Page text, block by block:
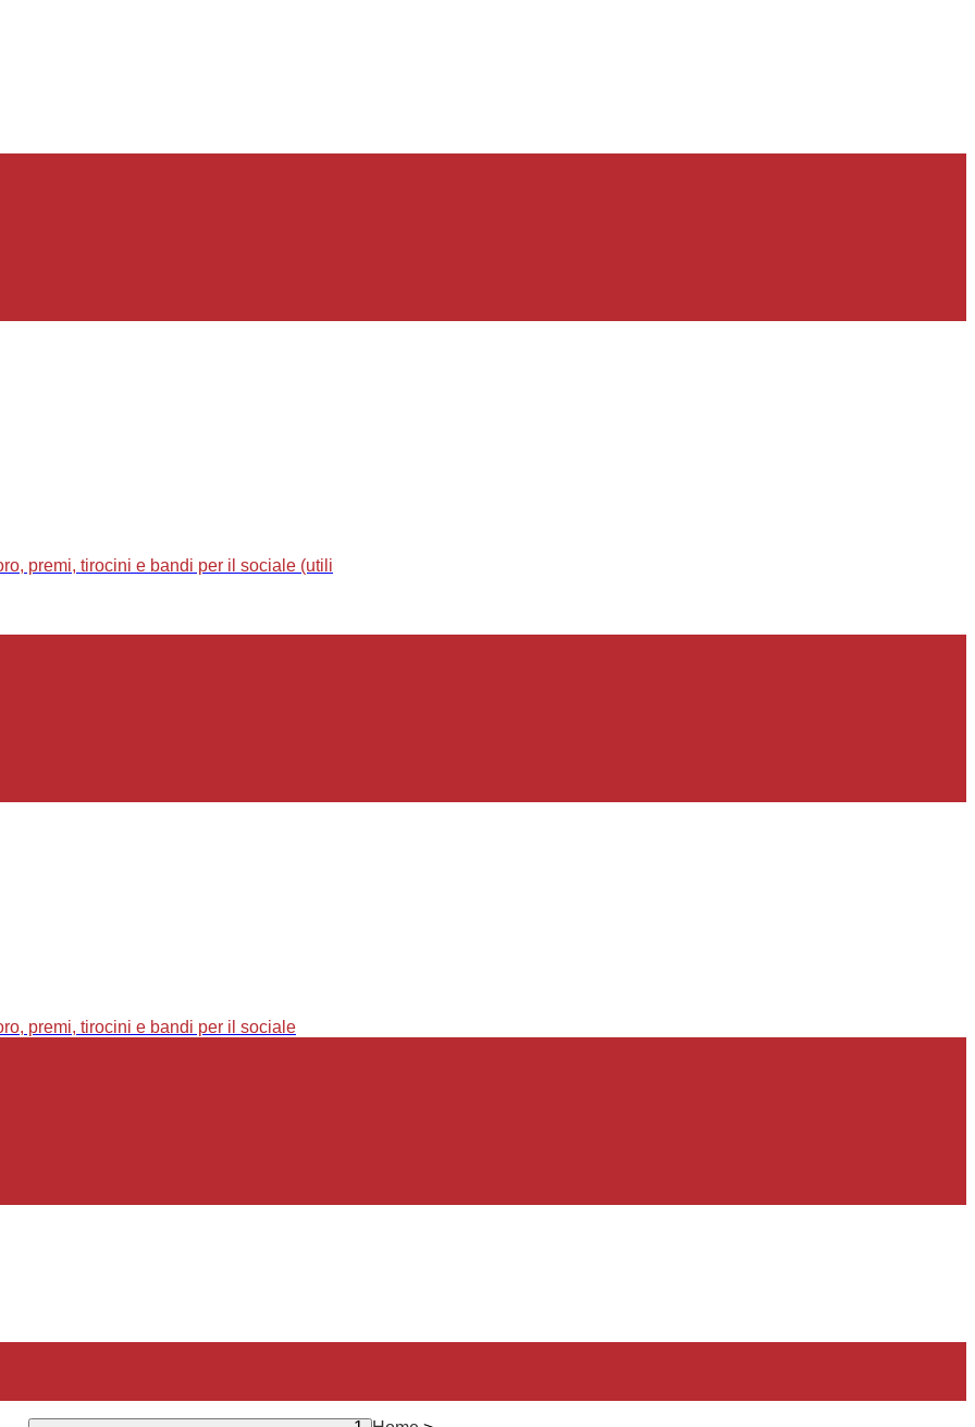
premi, tirocini e bandi per il sociale (utili
premi, tirocini e bandi per il sociale